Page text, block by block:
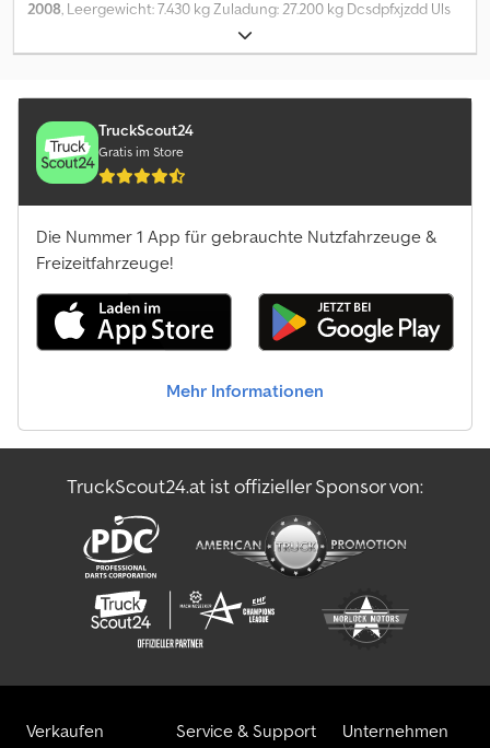
2008, Leergewicht: 7.430 kg Zuladung: 27.200 kg Dcsdpfxjzdd Uls
TruckScout24
Gratis im Store
Die Nummer 1 App für gebrauchte Nutzfahrzeuge &
Freizeitfahrzeuge!
Mehr Informationen
TruckScout24.at ist offizieller Sponsor von:
Verkaufen Service & Support Unternehmen